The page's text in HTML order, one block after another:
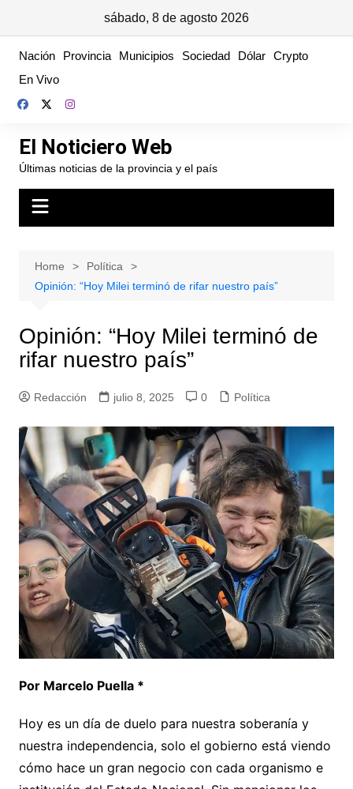
sábado, 8 de agosto 2026
content
Nación Provincia Municipios Sociedad Dólar Crypto
En Vivo
El Noticiero Web
Últimas noticias de la provincia y el país
Home
Política
Opinión: “Hoy Milei terminó de rifar nuestro país”
Opinión: “Hoy Milei terminó de
rifar nuestro país”
Redacción julio 8, 2025 0 Política
Por Marcelo Puella *
Hoy es un día de duelo para nuestra soberanía y
nuestra independencia, solo el gobierno está viendo
cómo hace un gran negocio con cada organismo e